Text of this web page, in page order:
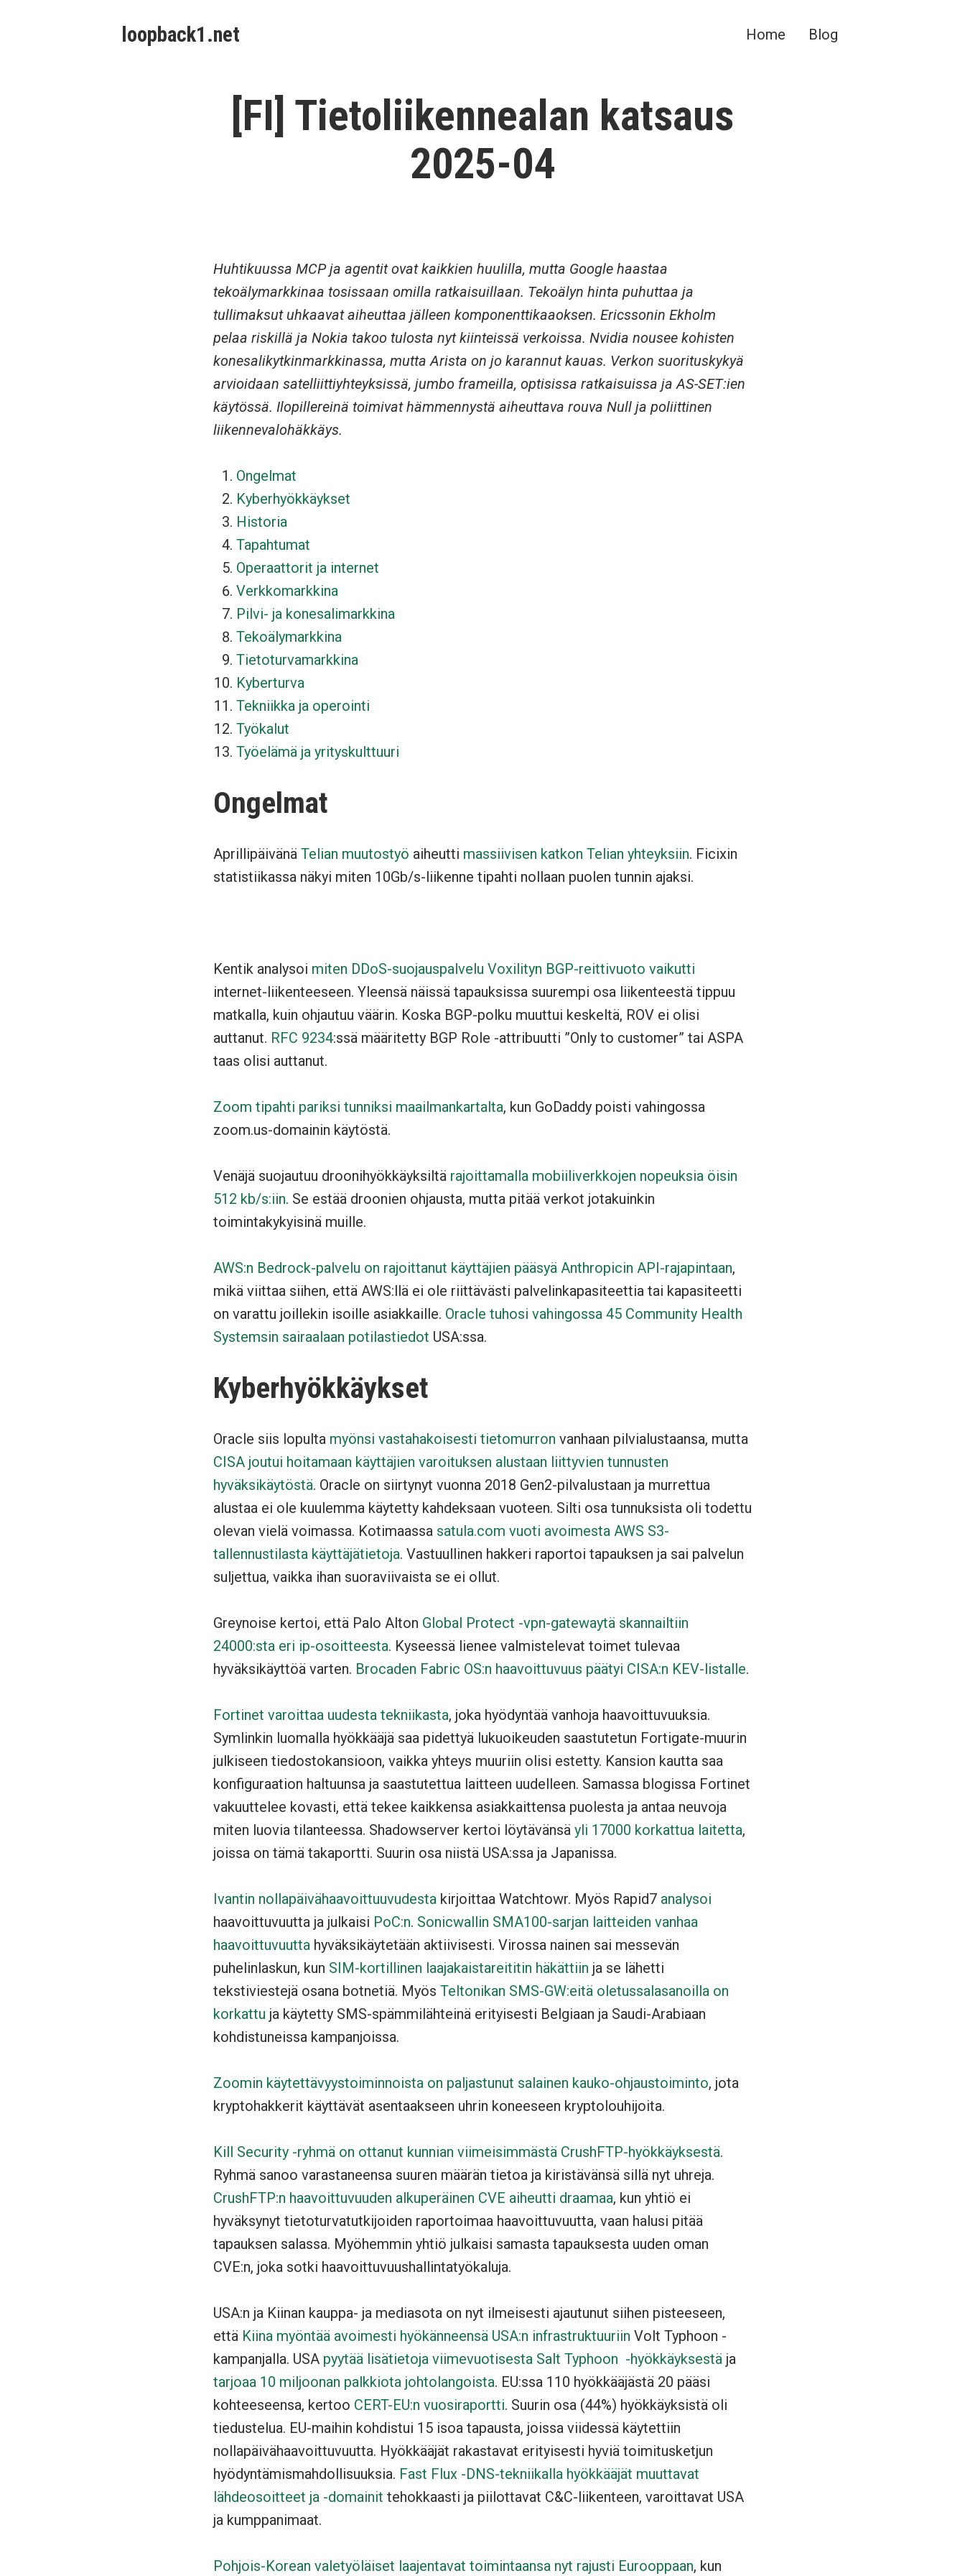
loopback1.net Home Blog
[FI] Tietoliikennealan katsaus
2025-04
Huhtikuussa MCP ja agentit ovat kaikkien huulilla, mutta Google haastaa
tekoälymarkkinaa tosissaan omilla ratkaisuillaan. Tekoälyn hinta puhuttaa ja
tullimaksut uhkaavat aiheuttaa jälleen komponenttikaaoksen. Ericssonin Ekholm
pelaa riskillä ja Nokia takoo tulosta nyt kiinteissä verkoissa. Nvidia nousee kohisten
konesalikytkinmarkkinassa, mutta Arista on jo karannut kauas. Verkon suorituskykyä
arvioidaan satelliittiyhteyksissä, jumbo frameilla, optisissa ratkaisuissa ja AS-SET:ien
käytössä. Ilopillereinä toimivat hämmennystä aiheuttava rouva Null ja poliittinen
liikennevalohäkkäys.
Ongelmat
Kyberhyökkäykset
Historia
Tapahtumat
Operaattorit ja internet
Verkkomarkkina
Pilvi- ja konesalimarkkina
Tekoälymarkkina
Tietoturvamarkkina
Kyberturva
Tekniikka ja operointi
Työkalut
Työelämä ja yrityskulttuuri
Ongelmat
Aprillipäivänä Telian muutostyö aiheutti massiivisen katkon Telian yhteyksiin. Ficixin
statistiikassa näkyi miten 10Gb/s-liikenne tipahti nollaan puolen tunnin ajaksi.
Kentik analysoi miten DDoS-suojauspalvelu Voxilityn BGP-reittivuoto vaikutti
internet-liikenteeseen. Yleensä näissä tapauksissa suurempi osa liikenteestä tippuu
matkalla, kuin ohjautuu väärin. Koska BGP-polku muuttui keskeltä, ROV ei olisi
auttanut. RFC 9234:ssä määritetty BGP Role -attribuutti ”Only to customer” tai ASPA
taas olisi auttanut.
Zoom tipahti pariksi tunniksi maailmankartalta, kun GoDaddy poisti vahingossa
zoom.us-domainin käytöstä.
Venäjä suojautuu droonihyökkäyksiltä rajoittamalla mobiiliverkkojen nopeuksia öisin
512 kb/s:iin. Se estää droonien ohjausta, mutta pitää verkot jotakuinkin
toimintakykyisinä muille.
AWS:n Bedrock-palvelu on rajoittanut käyttäjien pääsyä Anthropicin API-rajapintaan,
mikä viittaa siihen, että AWS:llä ei ole riittävästi palvelinkapasiteettia tai kapasiteetti
on varattu joillekin isoille asiakkaille. Oracle tuhosi vahingossa 45 Community Health
Systemsin sairaalaan potilastiedot USA:ssa.
Kyberhyökkäykset
Oracle siis lopulta myönsi vastahakoisesti tietomurron vanhaan pilvialustaansa, mutta
CISA joutui hoitamaan käyttäjien varoituksen alustaan liittyvien tunnusten
hyväksikäytöstä. Oracle on siirtynyt vuonna 2018 Gen2-pilvalustaan ja murrettua
alustaa ei ole kuulemma käytetty kahdeksaan vuoteen. Silti osa tunnuksista oli todettu
olevan vielä voimassa. Kotimaassa satula.com vuoti avoimesta AWS S3-
tallennustilasta käyttäjätietoja. Vastuullinen hakkeri raportoi tapauksen ja sai palvelun
suljettua, vaikka ihan suoraviivaista se ei ollut.
Greynoise kertoi, että Palo Alton Global Protect -vpn-gatewaytä skannailtiin
24000:sta eri ip-osoitteesta. Kyseessä lienee valmistelevat toimet tulevaa
hyväksikäyttöä varten. Brocaden Fabric OS:n haavoittuvuus päätyi CISA:n KEV-listalle.
Fortinet varoittaa uudesta tekniikasta, joka hyödyntää vanhoja haavoittuvuuksia.
Symlinkin luomalla hyökkääjä saa pidettyä lukuoikeuden saastutetun Fortigate-muurin
julkiseen tiedostokansioon, vaikka yhteys muuriin olisi estetty. Kansion kautta saa
konfiguraation haltuunsa ja saastutettua laitteen uudelleen. Samassa blogissa Fortinet
vakuuttelee kovasti, että tekee kaikkensa asiakkaittensa puolesta ja antaa neuvoja
miten luovia tilanteessa. Shadowserver kertoi löytävänsä yli 17000 korkattua laitetta,
joissa on tämä takaportti. Suurin osa niistä USA:ssa ja Japanissa.
Ivantin nollapäivähaavoittuuvudesta kirjoittaa Watchtowr. Myös Rapid7 analysoi
haavoittuvuutta ja julkaisi PoC:n. Sonicwallin SMA100-sarjan laitteiden vanhaa
haavoittuvuutta hyväksikäytetään aktiivisesti. Virossa nainen sai messevän
puhelinlaskun, kun SIM-kortillinen laajakaistareititin häkättiin ja se lähetti
tekstiviestejä osana botnetiä. Myös Teltonikan SMS-GW:eitä oletussalasanoilla on
korkattu ja käytetty SMS-spämmilähteinä erityisesti Belgiaan ja Saudi-Arabiaan
kohdistuneissa kampanjoissa.
Zoomin käytettävyystoiminnoista on paljastunut salainen kauko-ohjaustoiminto, jota
kryptohakkerit käyttävät asentaakseen uhrin koneeseen kryptolouhijoita.
Kill Security -ryhmä on ottanut kunnian viimeisimmästä CrushFTP-hyökkäyksestä.
Ryhmä sanoo varastaneensa suuren määrän tietoa ja kiristävänsä sillä nyt uhreja.
CrushFTP:n haavoittuvuuden alkuperäinen CVE aiheutti draamaa, kun yhtiö ei
hyväksynyt tietoturvatutkijoiden raportoimaa haavoittuvuutta, vaan halusi pitää
tapauksen salassa. Myöhemmin yhtiö julkaisi samasta tapauksesta uuden oman
CVE:n, joka sotki haavoittuvuushallintatyökaluja.
USA:n ja Kiinan kauppa- ja mediasota on nyt ilmeisesti ajautunut siihen pisteeseen,
että Kiina myöntää avoimesti hyökänneensä USA:n infrastruktuuriin Volt Typhoon -
kampanjalla. USA pyytää lisätietoja viimevuotisesta Salt Typhoon -hyökkäyksestä ja
tarjoaa 10 miljoonan palkkiota johtolangoista. EU:ssa 110 hyökkääjästä 20 pääsi
kohteeseensa, kertoo CERT-EU:n vuosiraportti. Suurin osa (44%) hyökkäyksistä oli
tiedustelua. EU-maihin kohdistui 15 isoa tapausta, joissa viidessä käytettiin
nollapäivähaavoittuvuutta. Hyökkääjät rakastavat erityisesti hyviä toimitusketjun
hyödyntämismahdollisuuksia. Fast Flux -DNS-tekniikalla hyökkääjät muuttavat
lähdeosoitteet ja -domainit tehokkaasti ja piilottavat C&C-liikenteen, varoittavat USA
ja kumppanimaat.
Pohjois-Korean valetyöläiset laajentavat toimintaansa nyt rajusti Eurooppaan, kun